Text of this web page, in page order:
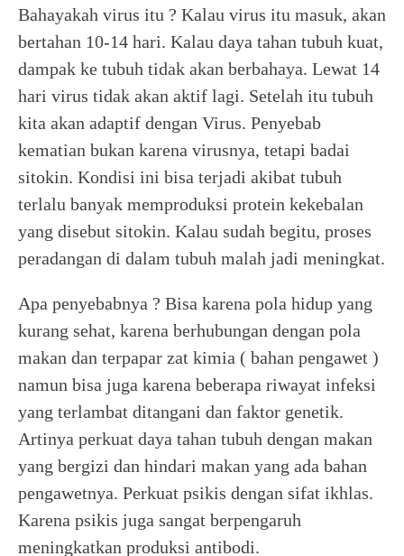
Bahayakah virus itu ? Kalau virus itu masuk, akan
bertahan 10-14 hari. Kalau daya tahan tubuh kuat,
dampak ke tubuh tidak akan berbahaya. Lewat 14
hari virus tidak akan aktif lagi. Setelah itu tubuh
kita akan adaptif dengan Virus. Penyebab
kematian bukan karena virusnya, tetapi badai
sitokin. Kondisi ini bisa terjadi akibat tubuh
terlalu banyak memproduksi protein kekebalan
yang disebut sitokin. Kalau sudah begitu, proses
peradangan di dalam tubuh malah jadi meningkat.
Apa penyebabnya ? Bisa karena pola hidup yang
kurang sehat, karena berhubungan dengan pola
makan dan terpapar zat kimia ( bahan pengawet )
namun bisa juga karena beberapa riwayat infeksi
yang terlambat ditangani dan faktor genetik.
Artinya perkuat daya tahan tubuh dengan makan
yang bergizi dan hindari makan yang ada bahan
pengawetnya. Perkuat psikis dengan sifat ikhlas.
Karena psikis juga sangat berpengaruh
meningkatkan produksi antibodi.